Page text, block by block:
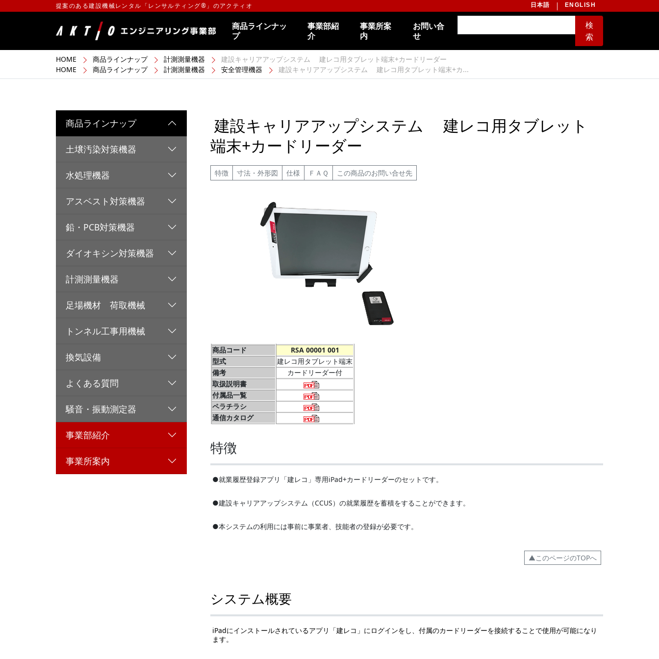
提案のある建設機械レンタル「レンサルティング®」のアクティオ 日本語 ENGLISH
商品ラインナッ
プ
事業部紹
介
事業所案
内
お問い合
せ
検
索
HOME 商品ラインナップ 計測測量機器
建設キャリアアップシステム 建レコ用タブレット端末+カードリーダー
HOME
商品ラインナップ 計測測量機器 安全管理機器 建設キャリアアップシステム 建レコ用タブレット端末+カ...
建設キャリアアップシステム 建レコ用タブレット
端末+カードリーダー
特徴 寸法・外形図 仕様 ＦＡＱ この商品のお問い合せ先
商品コード
RSA 00001 001
型式
建レコ用タブレット端末
備考
カードリーダー付
取扱説明書
付属品一覧
ペラチラシ
通信カタログ
特徴
●就業履歴登録アプリ「建レコ」専用iPad+カードリーダーのセットです。
●建設キャリアアップシステム（CCUS）の就業履歴を蓄積をすることができます。
●本システムの利用には事前に事業者、技能者の登録が必要です。
▲このページのTOPへ
システム概要
iPadにインストールされているアプリ「建レコ」にログインをし、付属のカードリーダーを接続することで使用が可能になり
ます。
商品ラインナップ
土壌汚染対策機器
水処理機器
アスベスト対策機器
鉛・PCB対策機器
ダイオキシン対策機器
計測測量機器
足場機材 荷取機械
トンネル工事用機械
換気設備
よくある質問
騒音・振動測定器
事業部紹介
事業所案内